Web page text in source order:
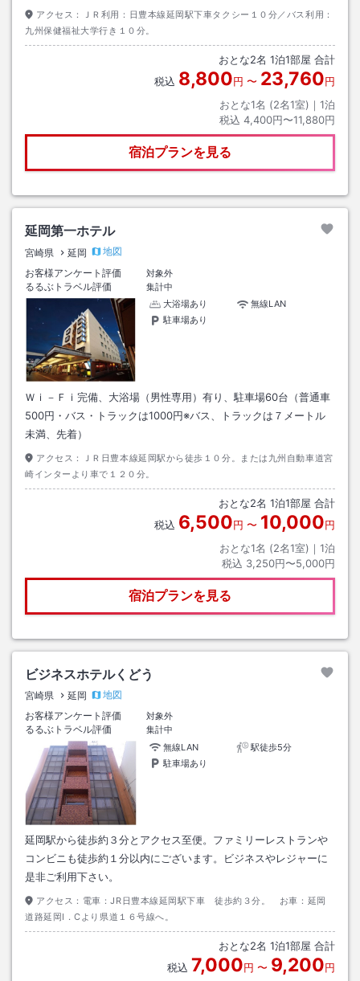
アクセス：
ＪＲ利用：日豊本線延岡駅下車タクシー１０分／バス利用：
九州保健福祉大学行き１０分。
おとな2名 1泊1部屋 合計
税込 8,800円 〜 23,760円
おとな1名 (2名1室)｜ 1泊
税込 4,400円〜11,880円
宿泊プランを見る
延岡第一ホテル
宮崎県 延岡
地図
お客様アンケート評価
対象外
るるぶトラベル評価
集計中
大浴場あり
無線LAN
駐車場あり
Ｗｉ－Ｆｉ完備、大浴場（男性専用）有り、駐車場60台（普通車
500円・バス・トラックは1000円※バス、トラックは７メートル
未満、先着）
アクセス：
ＪＲ日豊本線延岡駅から徒歩１０分。または九州自動車道宮
崎インターより車で１２０分。
おとな2名 1泊1部屋 合計
税込 6,500円 〜 10,000円
おとな1名 (2名1室)｜ 1泊
税込 3,250円〜5,000円
宿泊プランを見る
ビジネスホテルくどう
宮崎県 延岡
地図
お客様アンケート評価
対象外
るるぶトラベル評価
集計中
無線LAN
駅徒歩5分
駐車場あり
延岡駅から徒歩約３分とアクセス至便。ファミリーレストランや
コンビニも徒歩約１分以内にございます。ビジネスやレジャーに
是非ご利用下さい。
アクセス： 電車：JR日豊本線延岡駅下車 徒歩約３分。 お車：延岡
道路延岡I．Cより県道１６号線へ。
おとな2名 1泊1部屋 合計
税込 7,000円 〜 9,200円